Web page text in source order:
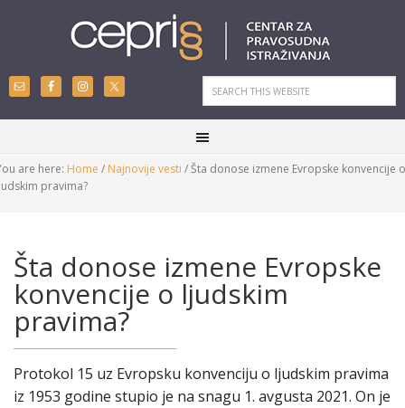
are here: Home / Najnovije vesti /Šta donose izmene Evropske konvencije o
pravima?
Šta donose izmene Evropske
konvencije o ljudskim
pravima?
Protokol 15 uz Evropsku konvenciju o ljudskim pravima
iz 1953 godine stupio je na snagu 1. avgusta 2021. On je